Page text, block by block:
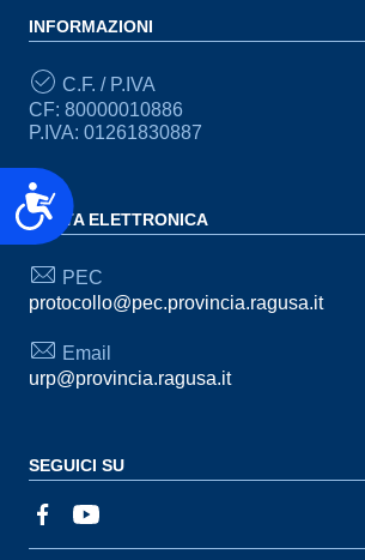
Accessibilità
INFORMAZIONI
C.F. / P.IVA
CF: 80000010886
P.IVA: 01261830887
POSTA ELETTRONICA
PEC
protocollo@pec.provincia.ragusa.it
Email
urp@provincia.ragusa.it
SEGUICI SU